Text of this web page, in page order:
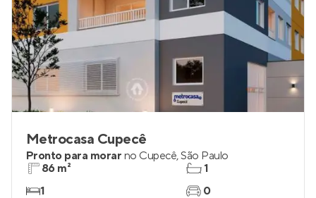
Metrocasa Cupecê
Pronto para morar no Cupecê,São Paulo
86 m²
1
1
0